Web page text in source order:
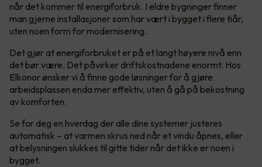
når det kommer til energiforbruk. I eldre bygninger finner
man gjerne installasjoner som har vært i bygget i flere tiår,
uten noen form for modernisering.
Det gjør at energiforbruket er på et langt høyere nivå enn
det bør være. Det påvirker driftskostnadene enormt. Hos
Elkonor ønsker vi å finne gode løsninger for å gjøre
arbeidsplassen enda mer effektiv, uten å gå på bekostning
av komforten.
Se for deg en hverdag der alle dine systemer justeres
automatisk – at varmen skrus ned når et vindu åpnes, eller
at belysningen slukkes til gitte tider når det ikke er noen i
bygget.